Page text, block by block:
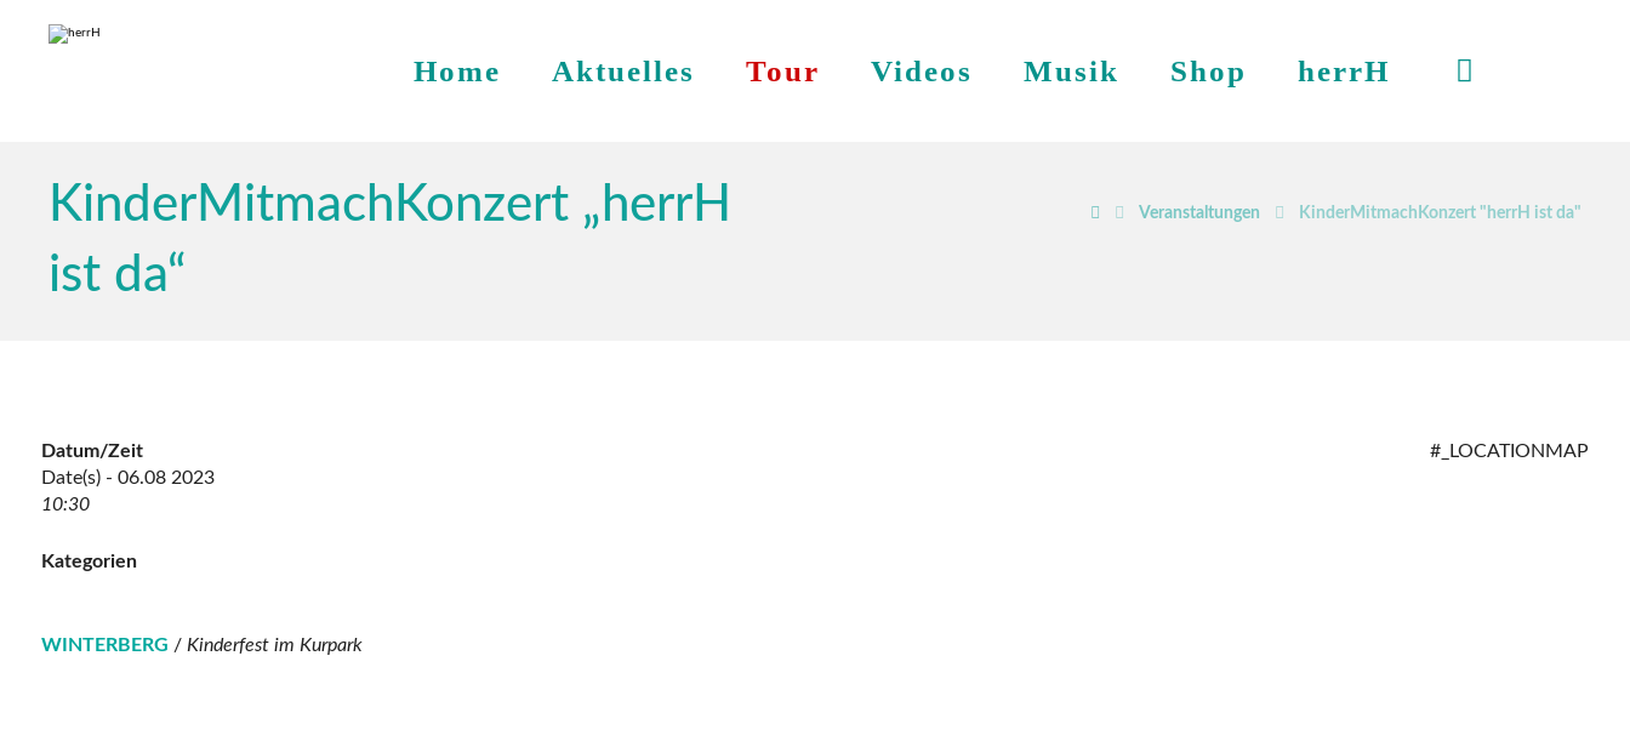
Home Aktuelles Tour Videos Musik Shop herrH
KinderMitmachKonzert „herrH
ist da“
Veranstaltungen KinderMitmachKonzert "herrH ist da"
#_LOCATIONMAP
Datum/Zeit
Date(s) - 06.08 2023
10:30
Kategorien
WINTERBERG / Kinderfest im Kurpark